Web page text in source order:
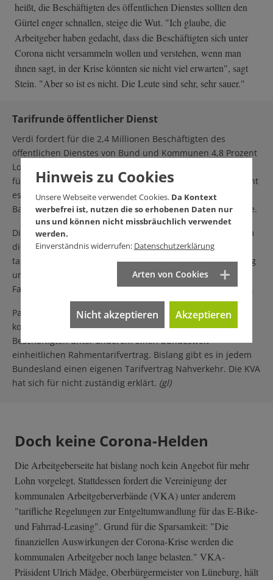
heißt, die Beschäftigten des öffentlichen Dienstes sollten den
Gürtel enger schnallen, steige die Wut. "Ich glaube, die
Arbeitgeber haben gedacht, dass die Beschäftigten sich unter
Corona nicht versammeln wollen und verstehen, wenn man
ihnen sagt, in der Krise könnten sie nicht viel erwarten", sagt
Stein. "Aber so ist es nicht. Die Leute sind sehr, sehr sauer."
Tarifrunde öffentlicher Dienst
Verdi fordert für die 2,4 Millionen Beschäftigten des
öffentlichen Dienstes von Bund und Kommunen 4,8 Prozent
Lohnerhöhung, mindestens aber 150 Euro pro Monat und
für Azubis und Praktikanten 100 Euro mehr. Außerdem geht
es um eine Ost-West-Angleichung und um Entlastung. In
Baden-Württemberg gibt es rund 220.000 Tarifbeschäftigte.
Die VKA lehnt die Forderungen als völlig überzogen ab. Um
die Arbeitgeberattraktivität zu steigern, fordert die VKA
tarifliche Regeln zur Entgeltumwandlung für E-Bike-Leasing
und Umwandlung von Leistungsentgelt für Kita- und
Fahrkostenzuschüsse sowie für die Gesundheitsförderung.
Parallel zum öffentlichen Dienst läuft die Tarifrunde im
kommunalen Nahverkehr. Verdi fordert für die 87.000
Beschäftigten unter anderem einen bundesweit
einheitlichen Rahmentarifvertrag. Bislang gibt es in jedem
Bundesland einen eigenen Tarifvertrag Nahverkehr. Die KVA
hat sich für nicht zuständig erklärt. (gl)
Doch keine Corona-Helden
Die Arbeitgeberseite hat bislang noch kein Angebot für mehr
Lohn vorgelegt. Stattdessen fordert die Vereinigung der
kommunalen Arbeitgeberverbände (VKA) unter anderem
"tarifliche Regelungen zur Entgeltumwandlung für das E-Bike-
und Fahrrad-Leasing". Grund für die Sparsamkeit: "Die
finanziellen Auswirkungen der Corona-Krise werden die
kommunalen Arbeitgeber noch lange belasten." VKA-
Präsident Ulrich Mädge, Oberbürgermeister von Lüneburg, hält
Hinweis zu Cookies
Unsere Webseite verwendet Cookies. Da Kontext
werbefrei ist, nutzen die so erhobenen Daten nur
uns und können nicht missbräuchlich verwendet
werden.
Einverständnis widerrufen: Datenschutzerklärung
Arten von Cookies
Nicht akzeptieren Akzeptieren